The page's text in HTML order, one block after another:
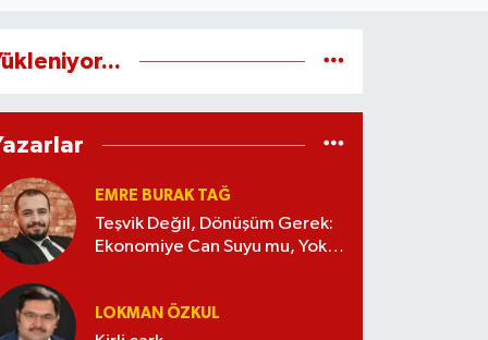
EMRE BURAK TAĞ
Teşvik Değil, Dönüşüm Gerek:
Ekonomiye Can Suyu mu, Yoksa
LOKMAN ÖZKUL